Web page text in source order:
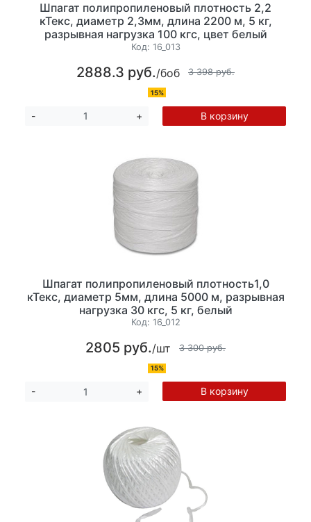
Шпагат полипропиленовый плотность 2,2
кТекс, диаметр 2,3мм, длина 2200 м, 5 кг,
разрывная нагрузка 100 кгс, цвет белый
Код: 16_013
2888.3 руб./боб 3 398 руб.
15%
- + В корзину
Шпагат полипропиленовый плотность1,0
кТекс, диаметр 5мм, длина 5000 м, разрывная
нагрузка 30 кгс, 5 кг, белый
Код: 16_012
2805 руб./шт 3 300 руб.
15%
- + В корзину